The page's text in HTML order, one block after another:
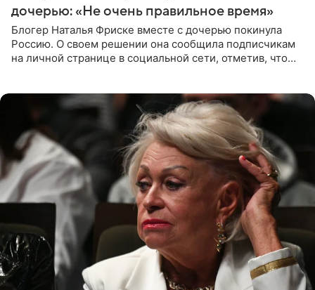
дочерью: «Не очень правильное время»
Блогер Наталья Фриске вместе с дочерью покинула
Россию. О своем решении она сообщила подписчикам
на личной странице в социальной сети, отметив, что